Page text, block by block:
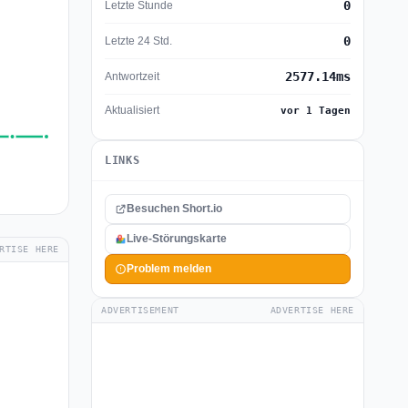
HERE
Letzte Stunde 0
Letzte 24 Std. 0
Antwortzeit 2577.14ms
Aktualisiert vor 1 Tagen
LINKS
Besuchen Short.io
Live-Störungskarte
Problem melden
ADVERTISEMENT ADVERTISE HERE